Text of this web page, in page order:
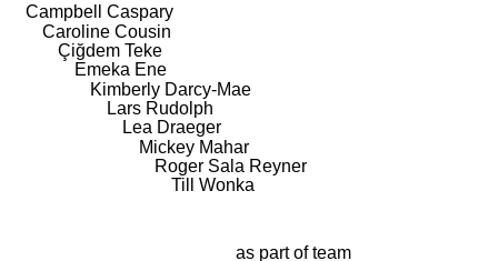
Campbell Caspary
Caroline Cousin
Çiğdem Teke
Emeka Ene
Kimberly Darcy-Mae
Lars Rudolph
Lea Draeger
Mickey Mahar
Roger Sala Reyner
Till Wonka
as part of team